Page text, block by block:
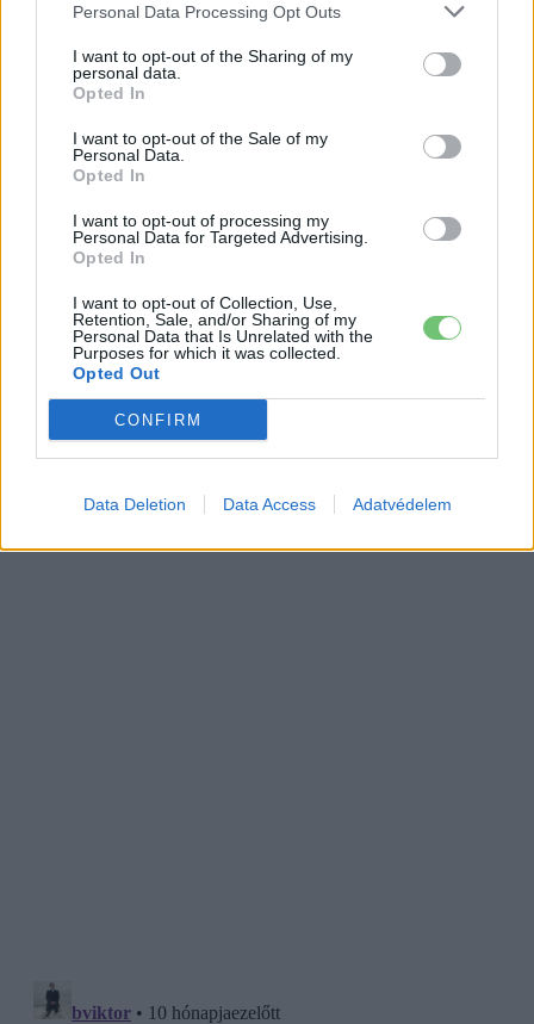
Personal Data Processing Opt Outs
I want to opt-out of the Sharing of my
personal data.
Opted In
I want to opt-out of the Sale of my
Personal Data.
Opted In
I want to opt-out of processing my
Personal Data for Targeted Advertising.
Opted In
I want to opt-out of Collection, Use,
Retention, Sale, and/or Sharing of my
Personal Data that Is Unrelated with the
Purposes for which it was collected.
Opted Out
CONFIRM
Data Deletion Data Access Adatvédelem
akkumulátor-kijelzőjén
A Leapmotor átlépte a 100 ezres
Elektromos
ezzel indulhat harcba a Xpeng új
szabadidő-autója Európában